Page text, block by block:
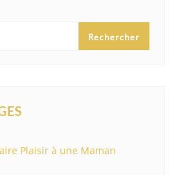
Rechercher
Plaisir à une Maman